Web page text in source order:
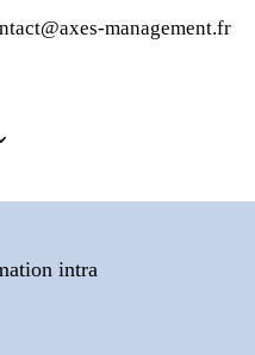
management.fr
intra